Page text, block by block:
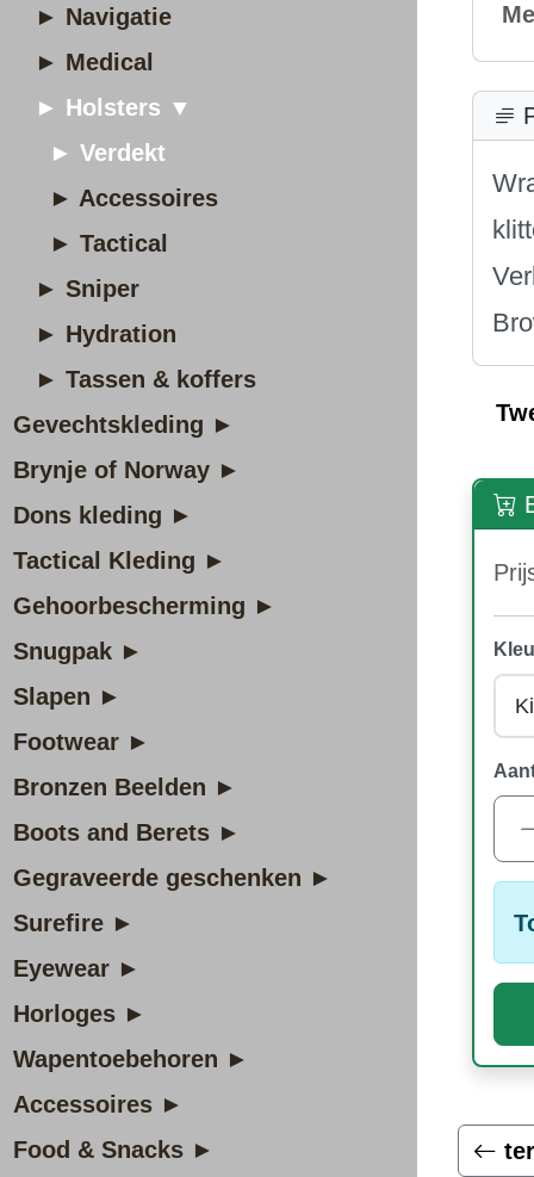
► Navigatie
► Medical
► Holsters ▼
► Verdekt
► Accessoires
► Tactical
► Sniper
► Hydration
► Tassen & koffers
Gevechtskleding ►
Brynje of Norway ►
Dons kleding ►
Tactical Kleding ►
Gehoorbescherming ►
Snugpak ►
Slapen ►
Footwear ►
Bronzen Beelden ►
Boots and Berets ►
Gegraveerde geschenken ►
Surefire ►
Eyewear ►
Horloges ►
Wapentoebehoren ►
Accessoires ►
Food & Snacks ►